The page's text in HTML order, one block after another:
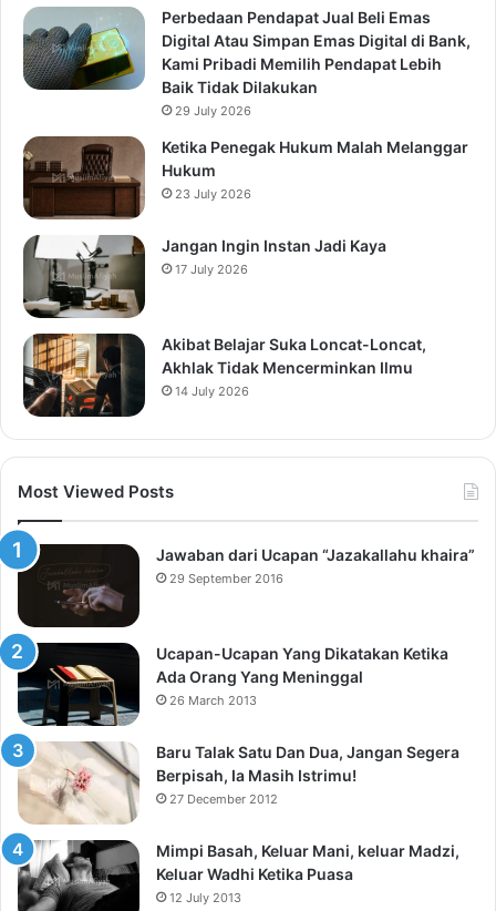
Perbedaan Pendapat Jual Beli Emas
Digital Atau Simpan Emas Digital di Bank,
Kami Pribadi Memilih Pendapat Lebih
Baik Tidak Dilakukan
29 July 2026
Ketika Penegak Hukum Malah Melanggar
Hukum
23 July 2026
Jangan Ingin Instan Jadi Kaya
17 July 2026
Akibat Belajar Suka Loncat-Loncat,
Akhlak Tidak Mencerminkan Ilmu
14 July 2026
Most Viewed Posts
Jawaban dari Ucapan “Jazakallahu khaira”
29 September 2016
Ucapan-Ucapan Yang Dikatakan Ketika
Ada Orang Yang Meninggal
26 March 2013
Baru Talak Satu Dan Dua, Jangan Segera
Berpisah, Ia Masih Istrimu!
27 December 2012
Mimpi Basah, Keluar Mani, keluar Madzi,
Keluar Wadhi Ketika Puasa
12 July 2013